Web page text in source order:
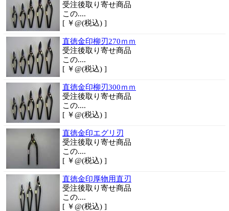
受注後取り寄せ商品
この....
[ ￥@(税込) ]
直徳金印柳刃270ｍｍ
受注後取り寄せ商品
この....
[ ￥@(税込) ]
直徳金印柳刃300ｍｍ
受注後取り寄せ商品
この....
[ ￥@(税込) ]
直徳金印エグリ刃
受注後取り寄せ商品
この....
[ ￥@(税込) ]
直徳金印厚物用直刃
受注後取り寄せ商品
この....
[ ￥@(税込) ]